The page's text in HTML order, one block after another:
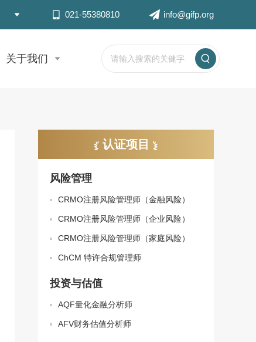
021-55380810 info@gifp.org
关于我们
认证项目
风险管理
CRMO注册风险管理师（金融风险）
CRMO注册风险管理师（企业风险）
CRMO注册风险管理师（家庭风险）
ChCM 特许合规管理师
投资与估值
AQF量化金融分析师
AFV财务估值分析师